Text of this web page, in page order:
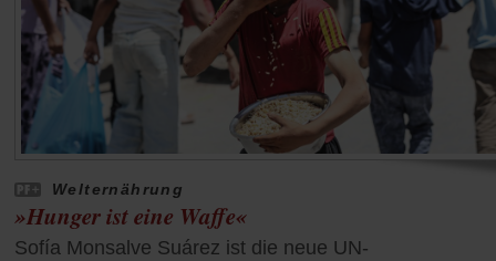
Welternährung
»Hunger ist eine Waffe«
Sofía Monsalve Suárez ist die neue UN-